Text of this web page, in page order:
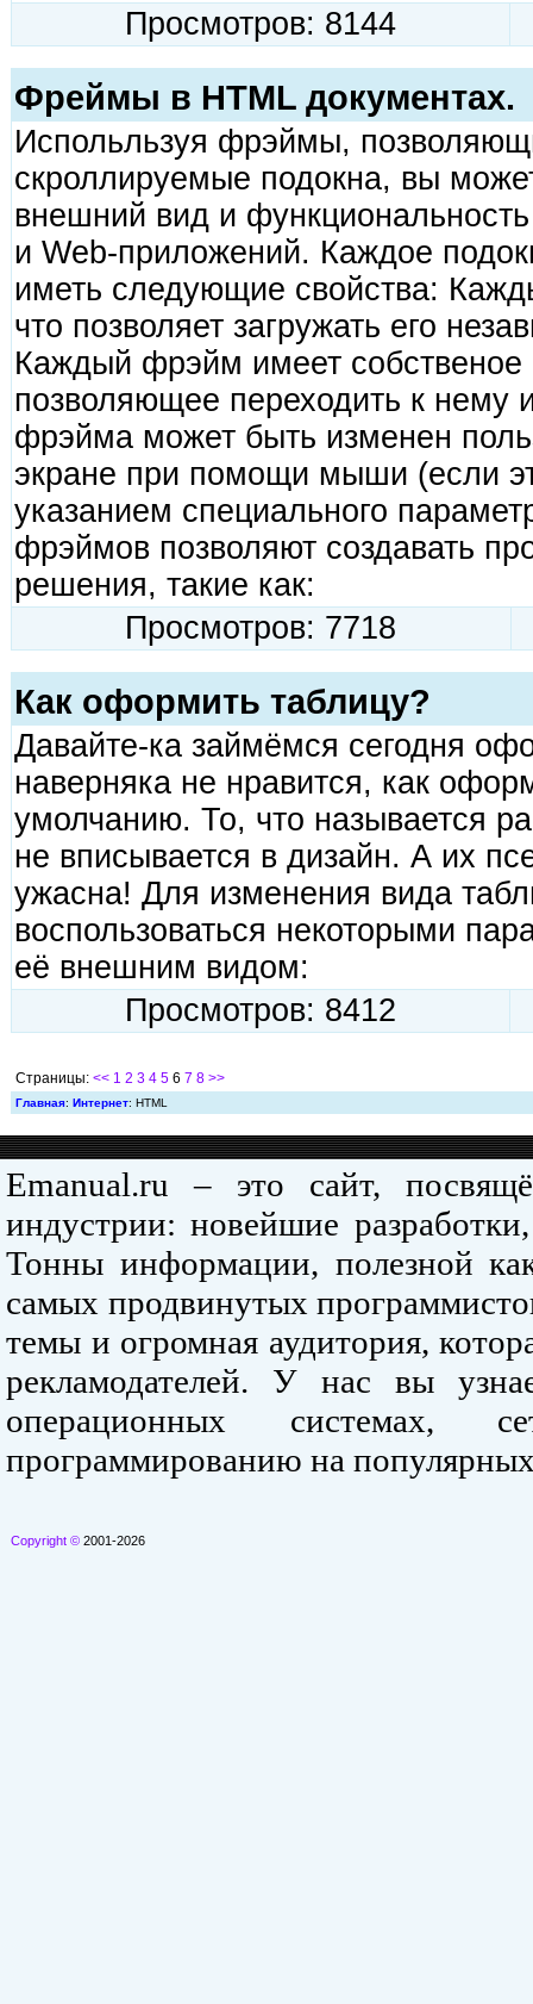
Просмотров: 8144
Фреймы в HTML документах.
Испольльзуя фрэймы,
скроллируемые подокна, вы
внешний вид и
и Web-приложений. Каждое
иметь следующие свойства:
что позволяет загружать его
Каждый фрэйм имеет
позволяющее переходить к нему
фрэйма может быть изменен
экране при помощи мыши (если
указанием специального
фрэймов позволяют создавать
решения, такие как:
Просмотров: 7718
Как оформить таблицу?
Давайте-ка займёмся сегодня
наверняка не нравится, как
умолчанию. То, что называется
не вписывается в дизайн. А их
ужасна! Для изменения вида
воспользоваться некоторыми
её внешним видом:
Просмотров: 8412
Страницы: << 1 2 3 4 56 7 8 >>
Главная: Интернет: HTML
Emanual.ru – это сайт,
индустрии: новейшие
Тонны информации, полезной
самых продвинутых
темы и огромная аудитория,
рекламодателей. У нас вы
операционных системах,
программированию на
Copyright © 2001-2026